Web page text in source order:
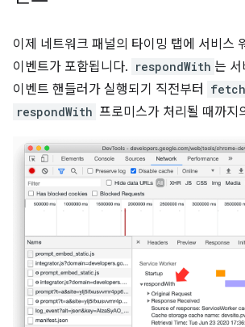
이제 네트워크 패널의 타이밍 탭에 서비스
이벤트가 포함됩니다. respondWith 는 서
이벤트 핸들러가 실행되기 직전부터 fetch
respondWith 프로미스가 처리될 때까지